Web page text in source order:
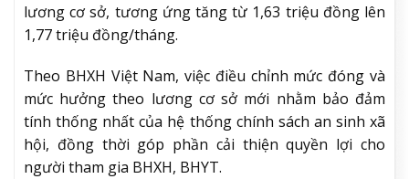
lương cơ sở, tương ứng tăng từ 1,63 triệu đồng lên
1,77 triệu đồng/tháng.
Theo BHXH Việt Nam, việc điều chỉnh mức đóng và
mức hưởng theo lương cơ sở mới nhằm bảo đảm
tính thống nhất của hệ thống chính sách an sinh xã
hội, đồng thời góp phần cải thiện quyền lợi cho
người tham gia BHXH, BHYT.